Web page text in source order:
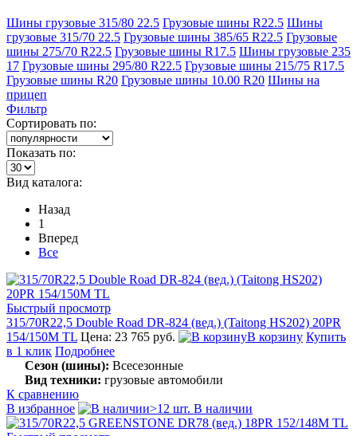
Шины грузовые 315/80 22.5 Грузовые шины R22.5 Шины
грузовые 315/70 22.5 Грузовые шины 385/65 R22.5 Грузовые
шины 275/70 R22.5 Грузовые шины R17.5 Шины грузовые 235
17 Грузовые шины 295/80 R22.5 Грузовые шины 215/75 R17.5
Грузовые шины R20 Грузовые шины 10.00 R20 Шины на
прицеп
Фильтр
Сортировать по:
Показать по:
Вид каталога:
Назад
1
Вперед
Все
Быстрый просмотр
315/70R22,5 Double Road DR-824 (вед.) (Taitong HS202) 20PR
154/150M TL Цена: 23 765 руб. В корзину Купить
в 1 клик Подробнее
Сезон (шины): Всесезонные
Вид техники: грузовые автомобили
К сравнению
В избранное
>12 шт. В наличии